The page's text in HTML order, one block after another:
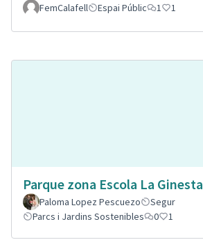
FemCalafell Espai Públic 1 1
Parque zona Escola La Ginesta
Paloma Lopez Pescuezo
Segur
Parcs i Jardins Sostenibles
0 1